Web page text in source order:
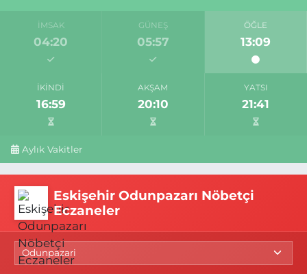
İMSAK
04:20
GÜNEŞ
05:57
ÖĞLE
13:09
İKINDI
16:59
AKŞAM
20:10
YATSI
21:41
Aylık Vakitler
Eskişehir Odunpazarı Nöbetçi
Eczaneler